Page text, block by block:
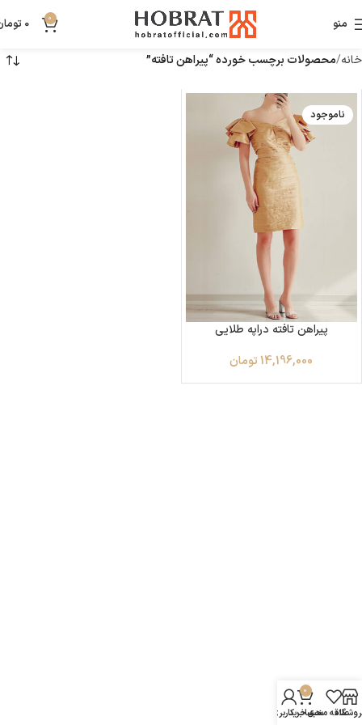
منو 0
0
خانه محصولات برچسب خورده “پیراهن تافته”
ناموجود
پیراهن تافته دراپه طلایی
14,196,000 تومان
علاقه مندی
0
سبد خرید
حساب کاربری من